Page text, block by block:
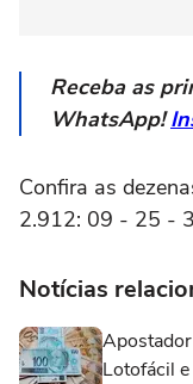
Receba as
WhatsApp!
Confira as
2.912: 09 - 25 -
Notícias
Lotofácil